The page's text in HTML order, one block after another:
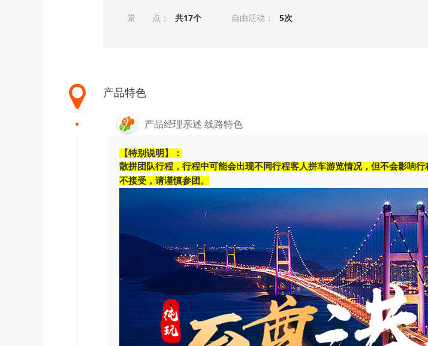
景 点： 共17个 自由活动： 5次
产品特色
产品经理亲述 线路特色
【特别说明】：
散拼团队行程，行程中可能会出现不同行程客人拼车游览情况，但不会影响
不接受，请谨慎参团。